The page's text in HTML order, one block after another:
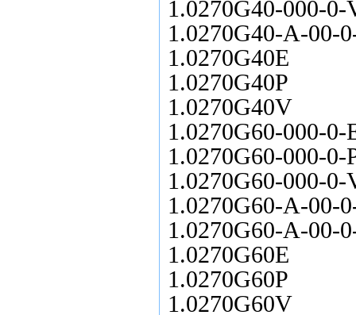
1.0270G40-000-0-
1.0270G40-A-00-
1.0270G40E
1.0270G40P
1.0270G40V
1.0270G60-000-0-
1.0270G60-000-0-
1.0270G60-000-0-
1.0270G60-A-00-
1.0270G60-A-00-
1.0270G60E
1.0270G60P
1.0270G60V